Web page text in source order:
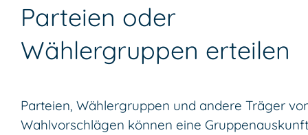
Parteien oder
Wählergruppen erteilen
Parteien, Wählergruppen und andere Träger
Wahlvorschlägen können eine